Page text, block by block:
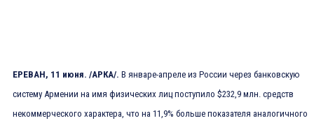
ЕРЕВАН, 11 июня. /АРКА/. В январе-апреле из России через банковскую
систему Армении на имя физических лиц поступило $232,9 млн. средств
некоммерческого характера, что на 11,9% больше показателя аналогичного